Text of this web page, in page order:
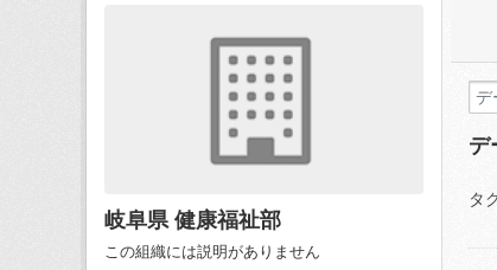
岐阜県 健康福祉部
この組織には説明がありません
デ
タ